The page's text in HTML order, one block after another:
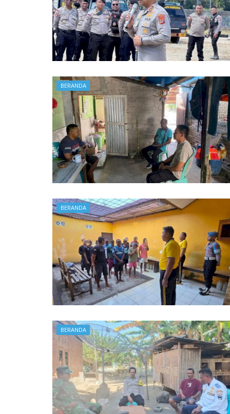
Aksi Sosial Donor Darah
Peduli Sesama, Polres Alor
Polsek ALSEL Laksanakan
Cegah Penyebaran Covid-
Sinergitas TNI POLRI
Mencegah Penyebaran
Satlantas Polres Alor Gelar
Patroli Gabungan Dari TNI
Cegah Covid - 19, Sinergitas
Kapolres Alor Bersama
Polsek Alor Selatan Bersama
BERANDA
BERANDA
BERANDA